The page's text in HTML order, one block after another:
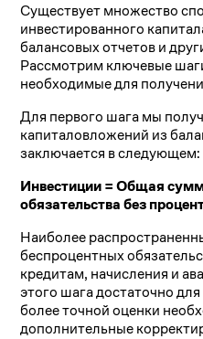
Существует множество
инвестированного
балансовых отчетов и
Рассмотрим ключевые
необходимые для
Для первого шага мы
капиталовложений из
заключается в следующем:
Инвестиции = Общая
обязательства без
Наиболее
беспроцентных
кредитам, начисления и
этого шага достаточно
более точной оценки
дополнительные